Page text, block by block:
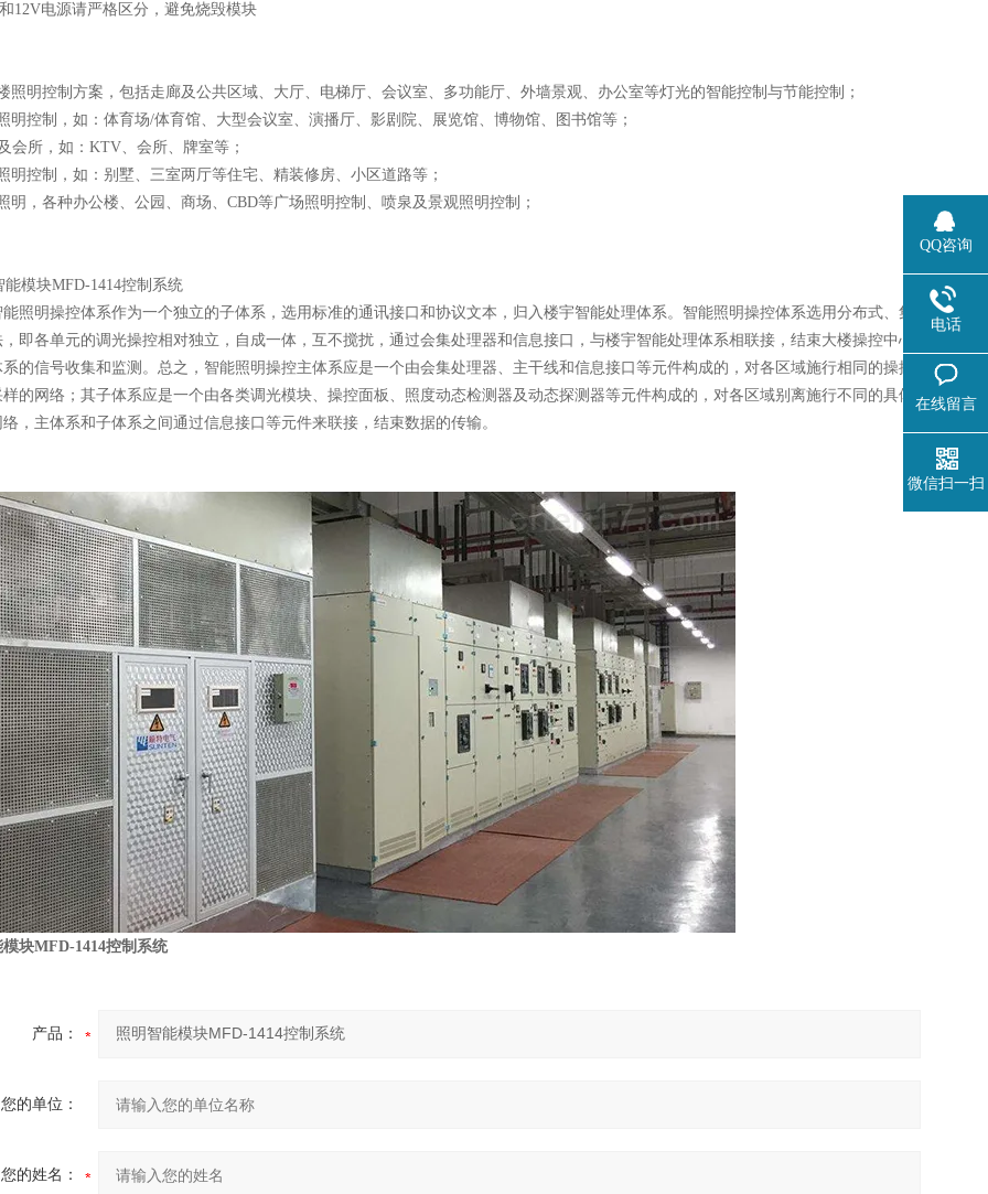
12V电源请严格区分，避免烧毁模块
照明控制方案，包括走廊及公共区域、大厅、电梯厅、会议室、多功能厅、外墙景观、办公室等灯光的智能控制与节能控制；
明控制，如：体育场/体育馆、大型会议室、演播厅、影剧院、展览馆、博物馆、图书馆等；
会所，如：KTV、会所、牌室等；
明控制，如：别墅、三室两厅等住宅、精装修房、小区道路等；
明，各种办公楼、公园、商场、CBD等广场照明控制、喷泉及景观照明控制；
照明操控体系作为一个独立的子体系，选用标准的通讯接口和协议文本，归入楼宇智能处理体系。智能照明操控体系选用分布式、集
即各单元的调光操控相对独立，自成一体，互不搅扰，通过会集处理器和信息接口，与楼宇智能处理体系相联接，结束大楼操控中心
的信号收集和监测。总之，智能照明操控主体系应是一个由会集处理器、主干线和信息接口等元件构成的，对各区域施行相同的操控
的网络；其子体系应是一个由各类调光模块、操控面板、照度动态检测器及动态探测器等元件构成的，对各区域别离施行不同的具体
，主体系和子体系之间通过信息接口等元件来联接，结束数据的传输。
块MFD-1414控制系统
产品：
您的单位：
您的姓名：
QQ咨询
电话
在线留言
微信扫一扫